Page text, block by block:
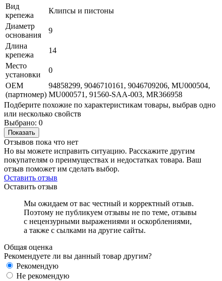
Вид
крепежа
Клипсы и пистоны
Диаметр
основания
9
Длина
крепежа
14
Место
установки
0
OEM
(партномер)
94858299, 9046710161, 9046709206, MU000504,
MU000571, 91560-SAA-003, MR366958
Подберите похожие по характеристикам товары, выбрав одно
или несколько свойств
Выбрано: 0
Показать
Отзывов пока что нет
Но вы можете исправить ситуацию. Расскажите другим
покупателям о преимуществах и недостатках товара. Ваш
отзыв поможет им сделать выбор.
Оставить отзыв
Оставить отзыв
Мы ожидаем от вас честный и корректный отзыв.
Поэтому не публикуем отзывы не по теме, отзывы
с нецензурными выражениями и оскорблениями,
а также с сылками на другие сайты.
Общая оценка
Рекомендуете ли вы данный товар другим?
Рекомендую
Не рекомендую